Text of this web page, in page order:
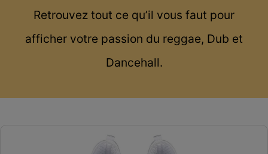
Retrouvez tout ce qu’il vous faut pour
afficher votre passion du reggae, Dub et
Dancehall.